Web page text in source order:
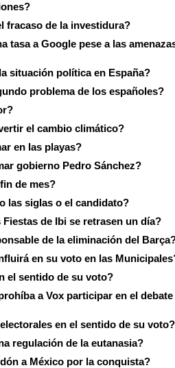
fracaso de la investidura?
tasa a Google pese a las
situación política en España?
problema de los españoles?
el cambio climático?
en las playas?
gobierno Pedro Sánchez?
de mes?
las siglas o el candidato?
de Ibi se retrasen un día?
de la eliminación del
en su voto en las
el sentido de su voto?
a Vox participar en el debate
en el sentido de su voto?
regulación de la eutanasia?
a México por la conquista?